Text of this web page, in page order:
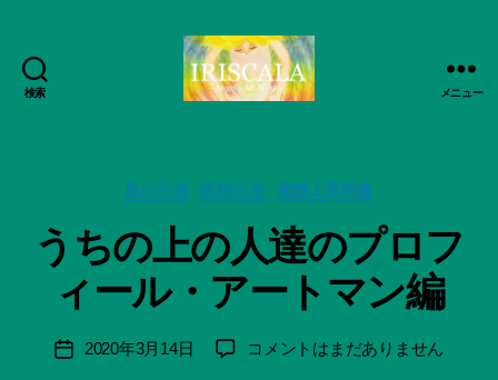
検索
日
活
動
記
品
メニュー
カ
ゴ
リ
ー
風の小径 瞑想の扉 意識上昇関連
うちの上の人達のプロフ
ィール・アートマン編
投
:
智
日
＊
投
2020年3月14日
う
コメントはまだありません